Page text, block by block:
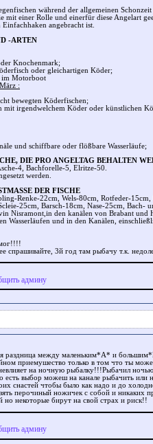
während der allgemeinen
mit einer Rolle und einerfür diese Angelart
angebracht ist.
-ARTEN
Knochenmark;
oder gleichartigen Köder;
im Motorboot
:
bewegten Köderfischen;
irgendwelchem Köder oder künstlichen
und schiffbare oder flößbare Wasserläufe;
DIE PRO ANGELTAG BEHALTEN
4, Bachforelle-5, Elritze-50.
werden.
DER FISCHE
Renke-22cm, Wels-80cm, Rotfeder-
25cm, Barsch-18cm, Nase-25cm, Bach-
Nisramont,in den kanälen von Brabant und
Wasserläufen und in den Kanälen,
спрашивайте, 3й год там рыбачу т.к.
админу
раздница между маленьким*А* и
приемушество только в том что ты
на ночную рыбалку!!!Рыбачил
есть выбор можеш на канале рыбачить или
снастей чтобы было как надо и до
перочиный ножичек с собой и никаких
некоторые бирут на свой страх и риск!!
админу